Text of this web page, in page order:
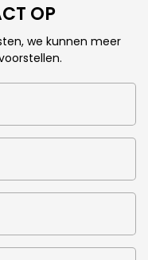
OP
we kunnen meer